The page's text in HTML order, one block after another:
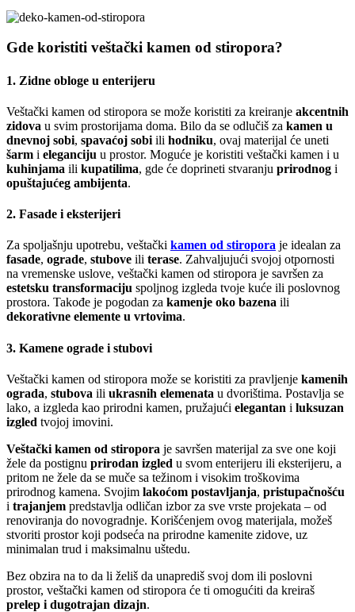
Gde koristiti veštački kamen od stiropora?
1. Zidne obloge u enterijeru
Veštački kamen od stiropora se može koristiti za kreiranje akcentnih
zidova u svim prostorijama doma. Bilo da se odlučiš za kamen u
dnevnoj sobi, spavaćoj sobi ili hodniku, ovaj materijal će uneti
šarm i eleganciju u prostor. Moguće je koristiti veštački kamen i u
kuhinjama ili kupatilima, gde će doprineti stvaranju prirodnog i
opuštajućeg ambijenta.
2. Fasade i eksterijeri
Za spoljašnju upotrebu, veštački kamen od stiropora je idealan za
fasade, ograde, stubove ili terase. Zahvaljujući svojoj otpornosti
na vremenske uslove, veštački kamen od stiropora je savršen za
estetsku transformaciju spoljnog izgleda tvoje kuće ili poslovnog
prostora. Takođe je pogodan za kamenje oko bazena ili
dekorativne elemente u vrtovima.
3. Kamene ograde i stubovi
Veštački kamen od stiropora može se koristiti za pravljenje kamenih
ograda, stubova ili ukrasnih elemenata u dvorištima. Postavlja se
lako, a izgleda kao prirodni kamen, pružajući elegantan i luksuzan
izgled tvojoj imovini.
Veštački kamen od stiropora je savršen materijal za sve one koji
žele da postignu prirodan izgled u svom enterijeru ili eksterijeru, a
pritom ne žele da se muče sa težinom i visokim troškovima
prirodnog kamena. Svojim lakoćom postavljanja, pristupačnošću
i trajanjem predstavlja odličan izbor za sve vrste projekata – od
renoviranja do novogradnje. Korišćenjem ovog materijala, možeš
stvoriti prostor koji podseća na prirodne kamenite zidove, uz
minimalan trud i maksimalnu uštedu.
Bez obzira na to da li želiš da unaprediš svoj dom ili poslovni
prostor, veštački kamen od stiropora će ti omogućiti da kreiraš
prelep i dugotrajan dizajn.